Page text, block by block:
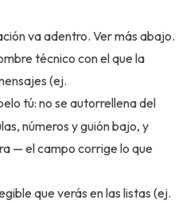
va adentro. Ver más abajo.
técnico con el que la
(ej.
tú: no se autorrellena del
números y guión bajo, y
— el campo corrige lo que
que verás en las listas (ej.